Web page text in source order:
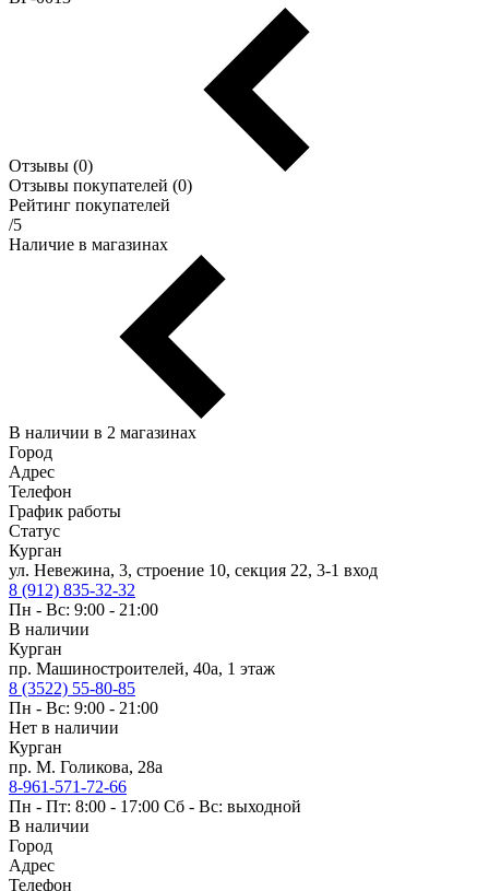
Отзывы (0)
Отзывы покупателей (0)
Рейтинг покупателей
/5
Наличие в магазинах
В наличии в 2 магазинах
Город
Адрес
Телефон
График работы
Статус
Курган
ул. Невежина, 3, строение 10, секция 22, 3-1 вход
8 (912) 835-32-32
Пн - Вс: 9:00 - 21:00
В наличии
Курган
пр. Машиностроителей, 40а, 1 этаж
8 (3522) 55-80-85
Пн - Вс: 9:00 - 21:00
Нет в наличии
Курган
пр. М. Голикова, 28а
8-961-571-72-66
Пн - Пт: 8:00 - 17:00 Сб - Вс: выходной
В наличии
Город
Адрес
Телефон